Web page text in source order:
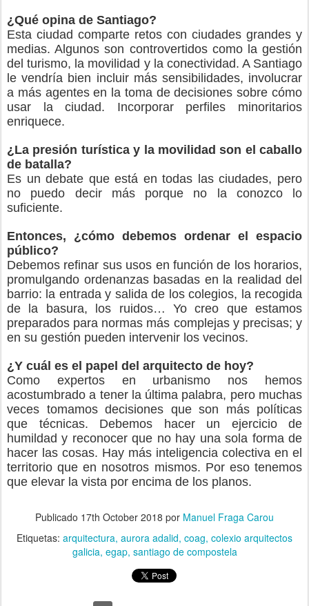
¿Qué opina de Santiago?
Esta ciudad comparte retos con ciudades grandes y
medias. Algunos son controvertidos como la gestión
del turismo, la movilidad y la conectividad. A Santiago
le vendría bien incluir más sensibilidades, involucrar
a más agentes en la toma de decisiones sobre cómo
usar la ciudad. Incorporar perfiles minoritarios
enriquece.
¿La presión turística y la movilidad son el caballo
de batalla?
Es un debate que está en todas las ciudades, pero
no puedo decir más porque no la conozco lo
suficiente.
Entonces, ¿cómo debemos ordenar el espacio
público?
Debemos refinar sus usos en función de los horarios,
promulgando ordenanzas basadas en la realidad del
barrio: la entrada y salida de los colegios, la recogida
de la basura, los ruidos… Yo creo que estamos
preparados para normas más complejas y precisas; y
en su gestión pueden intervenir los vecinos.
¿Y cuál es el papel del arquitecto de hoy?
Como expertos en urbanismo nos hemos
acostumbrado a tener la última palabra, pero muchas
veces tomamos decisiones que son más políticas
que técnicas. Debemos hacer un ejercicio de
humildad y reconocer que no hay una sola forma de
hacer las cosas. Hay más inteligencia colectiva en el
territorio que en nosotros mismos. Por eso tenemos
que elevar la vista por encima de los planos.
Publicado 17th October 2018 por Manuel Fraga Carou
Etiquetas: arquitectura aurora adalid coag colexio arquitectos
galicia egap santiago de compostela